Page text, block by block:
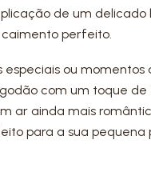
de um delicado
perfeito.
especiais ou
com um toque
ar ainda mais
para a sua pequena